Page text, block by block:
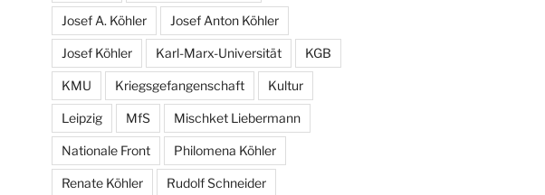
Josef A. Köhler Josef Anton Köhler
Josef Köhler Karl-Marx-Universität KGB
KMU Kriegsgefangenschaft Kultur
Leipzig MfS Mischket Liebermann
Nationale Front Philomena Köhler
Renate Köhler Rudolf Schneider